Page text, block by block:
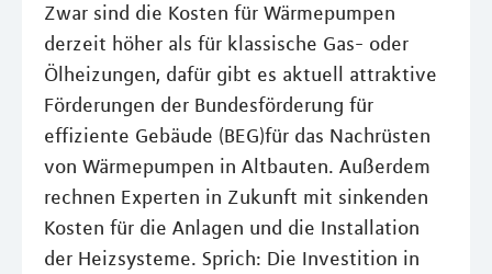
Zwar sind die Kosten für Wärmepumpen
derzeit höher als für klassische Gas- oder
Ölheizungen, dafür gibt es aktuell attraktive
Förderungen der Bundesförderung für
effiziente Gebäude (BEG)für das Nachrüsten
von Wärmepumpen in Altbauten. Außerdem
rechnen Experten in Zukunft mit sinkenden
Kosten für die Anlagen und die Installation
der Heizsysteme. Sprich: Die Investition in